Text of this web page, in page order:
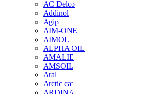
AC Delco
Addinol
Agip
AIM-ONE
AIMOL
ALPHA OIL
AMALIE
AMSOIL
Aral
Arctic cat
ARDINA